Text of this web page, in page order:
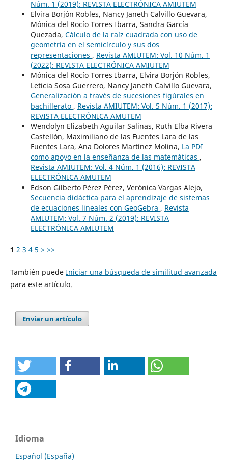
Núm. 1 (2019): REVISTA ELECTRÓNICA AMIUTEM
Elvira Borjón Robles, Nancy Janeth Calvillo Guevara,
Mónica del Rocío Torres Ibarra, Sandra García
Quezada, Cálculo de la raíz cuadrada con uso de
geometría en el semicírculo y sus dos
representaciones , Revista AMIUTEM: Vol. 10 Núm. 1
(2022): REVISTA ELECTRÓNICA AMIUTEM
Mónica del Rocío Torres Ibarra, Elvira Borjón Robles,
Leticia Sosa Guerrero, Nancy Janeth Calvillo Guevara,
Generalización a través de sucesiones figúrales en
bachillerato , Revista AMIUTEM: Vol. 5 Núm. 1 (2017):
REVISTA ELECTRÓNICA AMUTEM
Wendolyn Elizabeth Aguilar Salinas, Ruth Elba Rivera
Castellón, Maximiliano de las Fuentes Lara de las
Fuentes Lara, Ana Dolores Martínez Molina, La PDI
como apoyo en la enseñanza de las matemáticas ,
Revista AMIUTEM: Vol. 4 Núm. 1 (2016): REVISTA
ELECTRÓNICA AMUTEM
Edson Gilberto Pérez Pérez, Verónica Vargas Alejo,
Secuencia didáctica para el aprendizaje de sistemas
de ecuaciones lineales con GeoGebra , Revista
AMIUTEM: Vol. 7 Núm. 2 (2019): REVISTA
ELECTRÓNICA AMIUTEM
1 2 3 4 5 > >>
También puede Iniciar una búsqueda de similitud avanzada
para este artículo.
Enviar un artículo
Idioma
Español (España)